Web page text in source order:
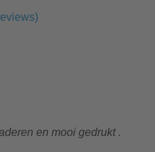
)
en mooi gedrukt .